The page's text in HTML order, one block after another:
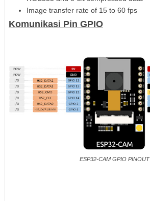
Image transfer rate of 15 to 60 fps
Komunikasi Pin GPIO
ESP32-CAM GPIO PINOUT